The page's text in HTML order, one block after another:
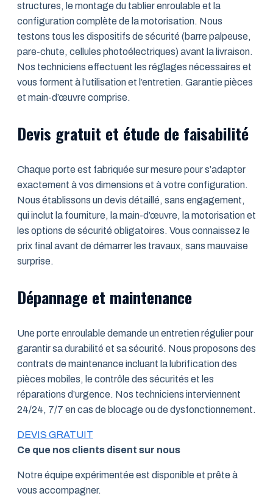
structures, le montage du tablier enroulable et la
configuration complète de la motorisation. Nous
testons tous les dispositifs de sécurité (barre palpeuse,
pare-chute, cellules photoélectriques) avant la livraison.
Nos techniciens effectuent les réglages nécessaires et
vous forment à l’utilisation et l’entretien. Garantie pièces
et main-d’œuvre comprise.
Devis gratuit et étude de faisabilité
Chaque porte est fabriquée sur mesure pour s’adapter
exactement à vos dimensions et à votre configuration.
Nous établissons un devis détaillé, sans engagement,
qui inclut la fourniture, la main-d’œuvre, la motorisation et
les options de sécurité obligatoires. Vous connaissez le
prix final avant de démarrer les travaux, sans mauvaise
surprise.
Dépannage et maintenance
Une porte enroulable demande un entretien régulier pour
garantir sa durabilité et sa sécurité. Nous proposons des
contrats de maintenance incluant la lubrification des
pièces mobiles, le contrôle des sécurités et les
réparations d’urgence. Nos techniciens interviennent
24/24, 7/7 en cas de blocage ou de dysfonctionnement.
DEVIS GRATUIT
Ce que nos clients disent sur nous
Notre équipe expérimentée est disponible et prête à
vous accompagner.